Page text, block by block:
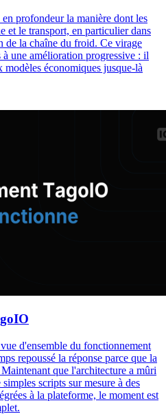
profondeur la manière dont les
et le transport, en particulier dans
de la chaîne du froid. Ce virage
une amélioration progressive : il
économiques jusque-là
d'ensemble du fonctionnement
repoussé la réponse parce que la
que l'architecture a mûri
scripts sur mesure à des
à la plateforme, le moment est